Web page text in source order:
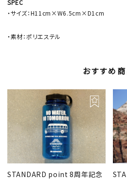
SPEC
・サイズ：H11cm×W6.5cm×D1cm
・素材：ポリエステル
おすすめ
STANDARD point 8周年記念